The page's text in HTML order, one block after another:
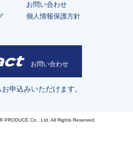
お問い合わせ
個人情報保護方針
お問い合わせ
申込みいただけます。
PRODUCE Co., Ltd. All Rights Reserved.